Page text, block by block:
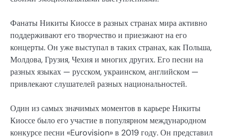
Фанаты Никиты Киоссе в разных странах мира активно
поддерживают его творчество и приезжают на его
концерты. Он уже выступал в таких странах, как Польша,
Молдова, Грузия, Чехия и многих других. Его песни на
разных языках — русском, украинском, английском —
привлекают слушателей разных национальностей.
Один из самых значимых моментов в карьере Никиты
Киоссе было его участие в популярном международном
конкурсе песни «Eurovision» в 2019 году. Он представил